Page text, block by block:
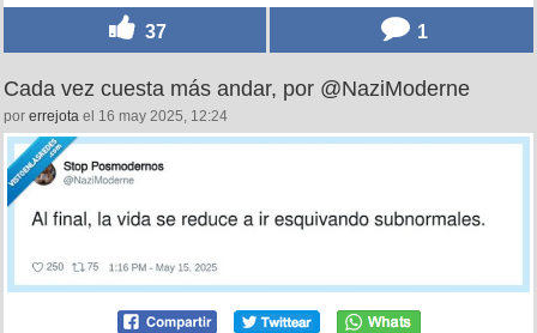
37 1
Cada vez cuesta más andar, por @NaziModerne
por errejota el 16 may 2025, 12:24